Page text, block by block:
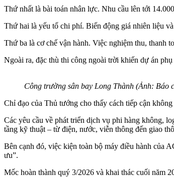
Thứ nhất là bài toán nhân lực. Nhu cầu lên tới
Thứ hai là yếu tố chi phí. Biến động giá nhiên liệu
Thứ ba là cơ chế vận hành. Việc nghiệm thu, thanh
Ngoài ra, đặc thù thi công ngoài trời khiến dự án
Công trường sân bay Long Thành (Ảnh: Báo
Chỉ đạo của Thủ tướng cho thấy cách tiếp cận
Các yêu cầu về phát triển dịch vụ phi hàng không,
tầng kỹ thuật – từ điện, nước, viễn thông đến giao
Bên cạnh đó, việc kiện toàn bộ máy điều hành của
ưu”.
Mốc hoàn thành quý 3/2026 và khai thác cuối năm